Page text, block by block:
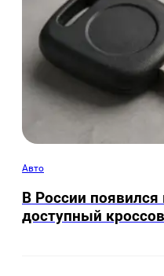
Авто
В России
доступный